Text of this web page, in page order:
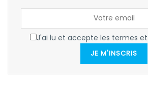
J'ai lu et accepte les termes
JE M'INSCRIS